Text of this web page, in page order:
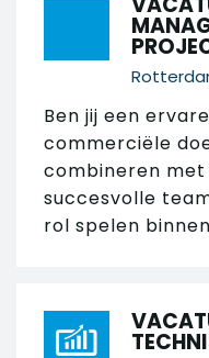
Ben jij een
commerciële
combineren
succesvolle
rol spelen